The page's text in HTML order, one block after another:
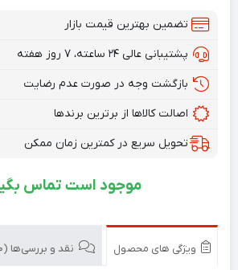
تضمین بهترین قیمت بازار
پشتیبانی عالی ۲۴ ساعته، ۷ روز هفته
بازگشت وجه در صورت عدم رضایت
اصالت کالاها از برترین برندها
تحویل سریع در کمترین زمان ممکن
موجود است تماس
ویژگی های محصول نقد و بررسی‌ها (0)